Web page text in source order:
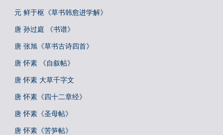
元 鲜于枢《草书韩愈进学解》
唐 孙过庭 《书谱》
唐 张旭《草书古诗四首》
唐 怀素 《自叙帖》
唐 怀素 大草千字文
唐 怀素《四十二章经》
唐 怀素《圣母帖》
唐 怀素《苦笋帖》